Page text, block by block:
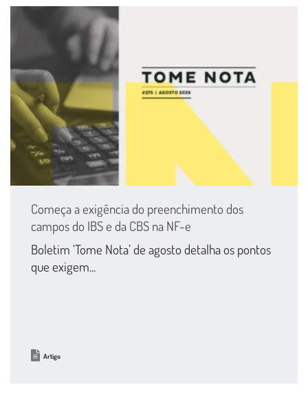
Começa a exigência do preenchimento dos
campos do IBS e da CBS na NF-e
Boletim ‘Tome Nota’ de agosto detalha os pontos
que exigem...
Artigo